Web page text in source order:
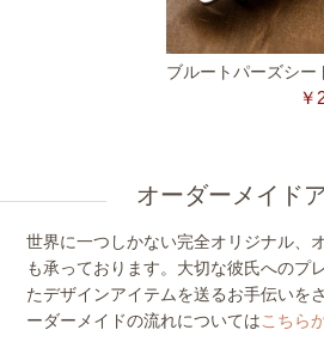
ブルートパーズシー
￥
オーダーメイド
世界に一つしかない完全オリジナル、
も承っております。大切な彼氏へのプ
たデザインアイテムを送るお手伝いを
ーダーメイドの流れについてはこちら